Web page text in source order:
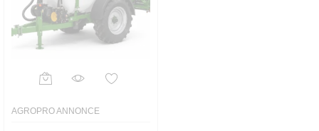
AGROPRO ANNONCE